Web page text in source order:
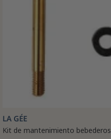
LA GÉE
Kit de mantenimiento bebederos